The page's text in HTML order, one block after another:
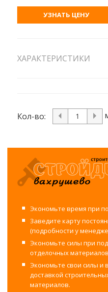
УЗНАТЬ ЦЕНУ
ХАРАКТЕРИСТИКИ
Кол-во:
Экономьте время при
Заведите карту
(подробности у
Экономьте силы при
отделочных
Экономьте свои силы и
доставкой
материалов.